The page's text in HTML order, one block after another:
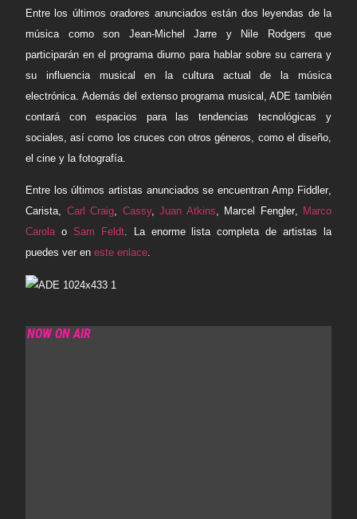
Entre los últimos oradores anunciados están dos leyendas de la
música como son Jean-Michel Jarre y Nile Rodgers que
participarán en el programa diurno para hablar sobre su carrera y
su influencia musical en la cultura actual de la música
electrónica. Además del extenso programa musical, ADE también
contará con espacios para las tendencias tecnológicas y
sociales, así como los cruces con otros géneros, como el diseño,
el cine y la fotografía.
Entre los últimos artistas anunciados se encuentranAmp Fiddler,
Carista, Carl Craig, Cassy, Juan Atkins, Marcel Fengler, Marco
Carolao Sam Feldt. La enorme lista completa de artistas la
puedes ver en este enlace.
NOW ON AIR